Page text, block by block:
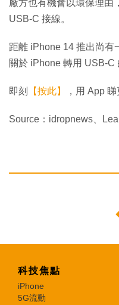
廠方也有機會以環保理由
USB-C 接線。
距離 iPhone 14 推出尚有
關於 iPhone 轉用 USB-C
即刻 【按此】 ，用 App
Source：idropnews、
科技焦點
iPhone
5G流動